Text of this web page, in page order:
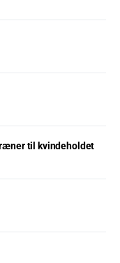
til kvindeholdet